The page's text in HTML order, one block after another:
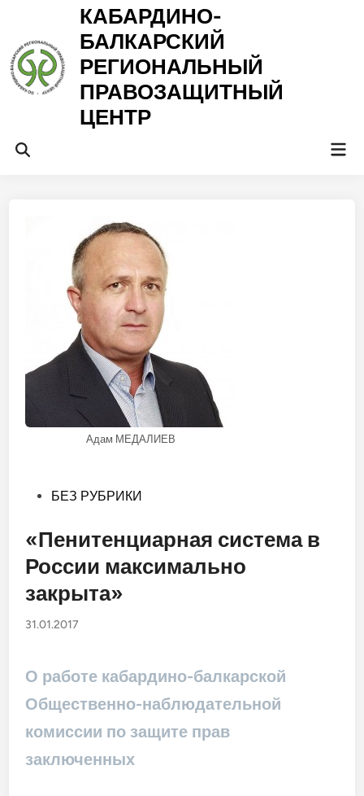
содержимому
КАБАРДИНО-
БАЛКАРСКИЙ
РЕГИОНАЛЬНЫЙ
ПРАВОЗАЩИТНЫЙ
ЦЕНТР
Открыть
Адам МЕДАЛИЕВ
Опубликовано
БЕЗ РУБРИКИ
«Пенитенциарная система в
России максимально
закрыта»
31.01.2017
О работе кабардино-балкарской
Общественно-наблюдательной
комиссии по защите прав
заключенных